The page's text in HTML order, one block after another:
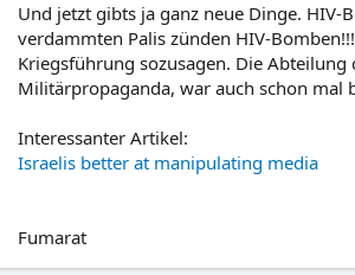
Und jetzt gibts ja ganz neue Dinge. HIV-
verdammten Palis zünden HIV-
Kriegsführung sozusagen. Die Abteilung
Militärpropaganda, war auch schon mal
Interessanter Artikel:
Israelis better at manipulating media
Fumarat